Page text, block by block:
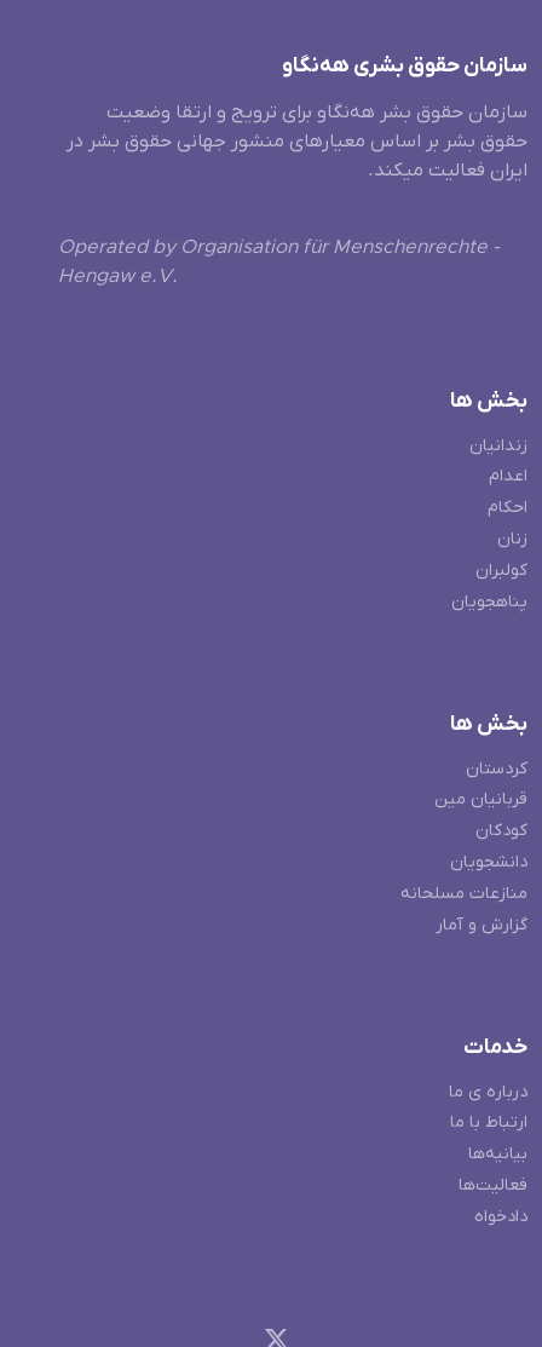
سازمان حقوق بشری هەنگاو
سازمان حقوق بشر هه‌نگاو برای ترویج و ارتقا وضعیت
حقوق بشر بر اساس معیارهای منشور جهانی حقوق بشر در
ایران فعالیت میکند.
Operated by Organisation für Menschenrechte -
Hengaw e.V.
بخش ها
زندانیان
اعدام
احکام
زنان
کولبران
پناهجویان
بخش ها
کردستان
قربانیان مین
کودکان
دانشجویان
منازعات مسلحانه
گزارش و آمار
خدمات
درباره ی ما
ارتباط با ما
بیانیه‌ها
فعالیت‌ها
دادخواه